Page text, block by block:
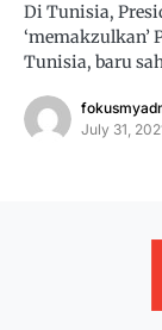
Di Tunisia,
‘memakzulkan’
Tunisia, baru
July 31,